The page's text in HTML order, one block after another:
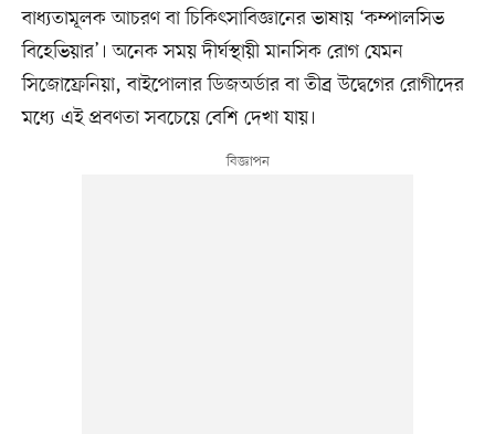
বাধ্যতামূলক আচরণ বা চিকিৎসাবিজ্ঞানের ভাষায় ‘কম্পালসিভ
বিহেভিয়ার’। অনেক সময় দীর্ঘস্থায়ী মানসিক রোগ যেমন
সিজোফ্রেনিয়া, বাইপোলার ডিজঅর্ডার বা তীব্র উদ্বেগের রোগীদের
মধ্যে এই প্রবণতা সবচেয়ে বেশি দেখা যায়।